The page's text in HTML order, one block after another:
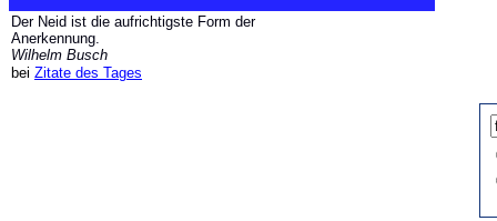
Der Neid ist die aufrichtigste Form der
Anerkennung.
Wilhelm Busch
bei Zitate des Tages